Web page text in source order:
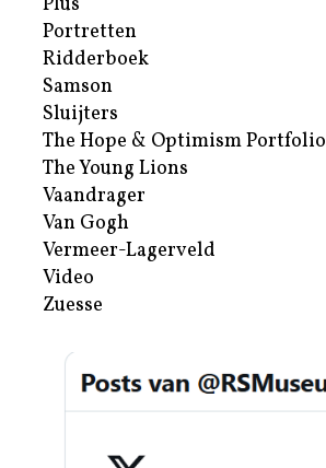
Portretten
Ridderboek
Samson
Sluijters
The Hope & Optimism Portfolio
The Young Lions
Vaandrager
Van Gogh
Vermeer-Lagerveld
Video
Zuesse